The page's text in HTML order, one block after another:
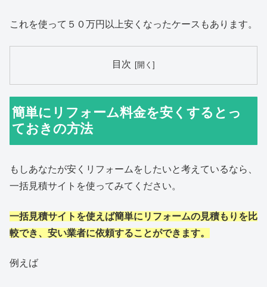
これを使って５０万円以上安くなったケースもあります。
目次
簡単にリフォーム料金を安くするとっ
ておきの方法
もしあなたが安くリフォームをしたいと考えているなら、
一括見積サイトを使ってみてください。
一括見積サイトを使えば簡単にリフォームの見積もりを比
較でき、安い業者に依頼することができます。
例えば